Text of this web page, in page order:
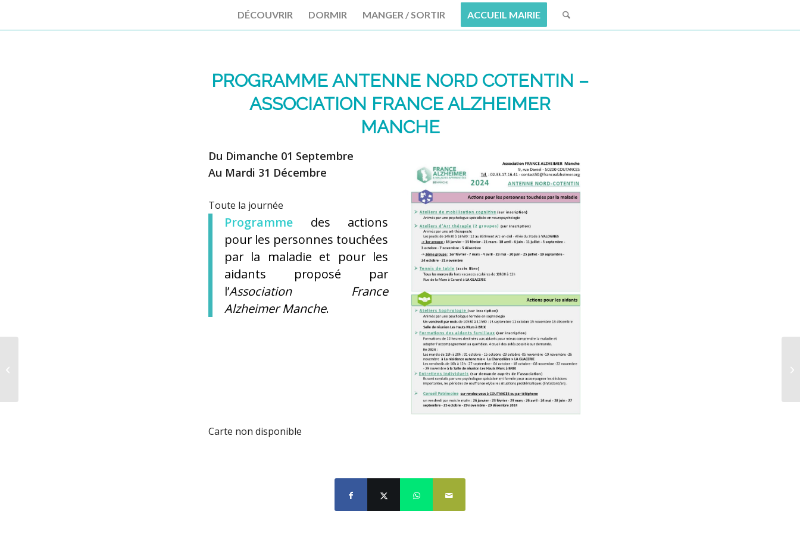
DÉCOUVRIR DORMIR MANGER / SORTIR ACCUEIL MAIRIE
PROGRAMME ANTENNE NORD COTENTIN –
ASSOCIATION FRANCE ALZHEIMER
MANCHE
Du Dimanche 01 Septembre
Au Mardi 31 Décembre
Toute la journée
Programme des actions
pour les personnes touchées
par la maladie et pour les
aidants proposé par
l’Association France
Alzheimer Manche.
Carte non disponible